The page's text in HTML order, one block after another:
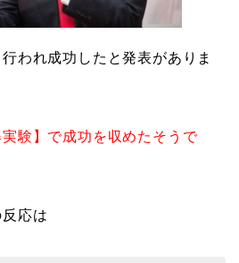
われ成功したと発表がありま
験】で成功を収めたそうで
応は